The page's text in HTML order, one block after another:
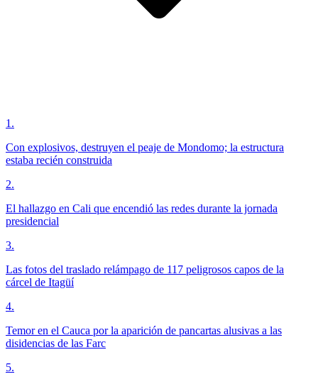
1 .
Con explosivos, destruyen el peaje de Mondomo; la estructura
estaba recién construida
2.
El hallazgo en Cali que encendió las redes durante la jornada
presidencial
3.
Las fotos del traslado relámpago de 117 peligrosos capos de la
cárcel de Itagüí
4.
Temor en el Cauca por la aparición de pancartas alusivas a las
disidencias de las Farc
5.